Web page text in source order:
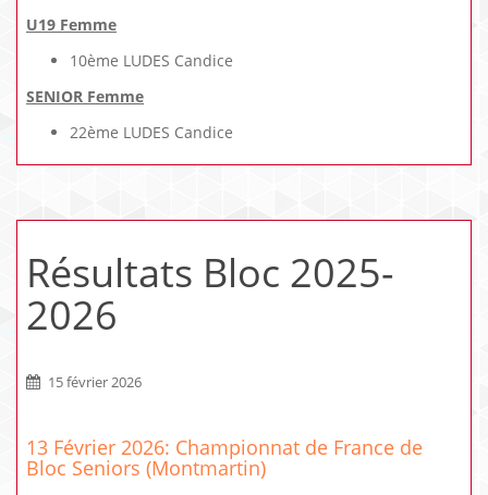
U19 Femme
10ème LUDES Candice
SENIOR Femme
22ème LUDES Candice
Résultats Bloc 2025-
2026
15 février 2026
13 Février 2026: Championnat de France de
Bloc Seniors (Montmartin)